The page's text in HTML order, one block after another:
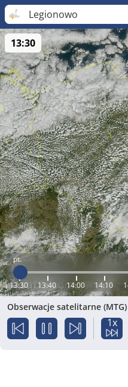
Legionowo
pt.
13:30 13:40 14:00 14:10
13:30
Obserwacje satelitarne
1x